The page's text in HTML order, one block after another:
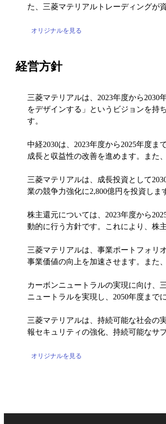
た、三菱マテリアルトレーディングが
オリジナルを見る
経営方針
三菱マテリアルは、2023年度から
をデザインする」というビジョンを持
す。
中経2030は、2023年度から2025年度ま
成長と収益性の改善を進めます。また
三菱マテリアルは、成長投資として
業の競争力強化に2,800億円を投資しま
株主還元については、2023年度から
動的に行う方針です。これにより、株
三菱マテリアルは、事業ポートフォリ
事業価値の向上を加速させます。また
カーボンニュートラルの実現に向け、
ニュートラルを実現し、2050年度まで
三菱マテリアルは、持続可能な社会の
報セキュリティの強化、持続可能なサ
オリジナルを見る